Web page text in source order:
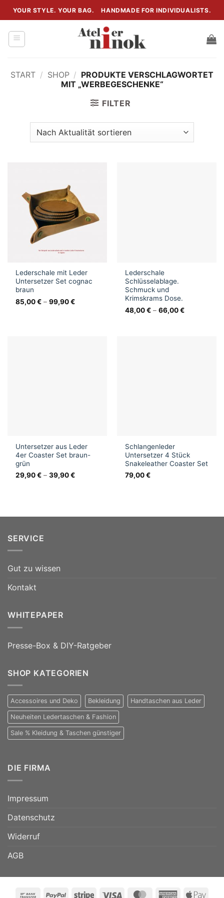
Zum
Inhalt
springen
YOUR STYLE. YOUR BAG. HANDMADE FOR INDIVIDUALISTS.
START / SHOP / PRODUKTE VERSCHLAGWORTET
MIT „WERBEGESCHENKE“
FILTER
Lederschale mit Leder
Untersetzer Set cognac
braun
85,00€ –99,90€
Lederschale
Schlüsselablage.
Schmuck und
Krimskrams Dose.
48,00€ –66,00€
Untersetzer aus Leder
4er Coaster Set braun-
grün
29,90€ –39,90€
Schlangenleder
Untersetzer 4 Stück
Snakeleather Coaster Set
79,00€
SERVICE
Gut zu wissen
Kontakt
WHITEPAPER
Presse-Box & DIY-Ratgeber
SHOP KATEGORIEN
Accessoires und Deko Bekleidung Handtaschen aus Leder
Neuheiten Ledertaschen & Fashion
Sale % Kleidung & Taschen günstiger
DIE FIRMA
Impressum
Datenschutz
Widerruf
AGB
Bank PayPal Stripe Visa MasterCardAmerican